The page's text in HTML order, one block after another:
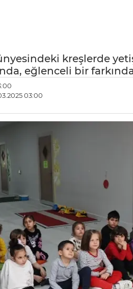
kreşlerde
eğlenceli bir
03:00